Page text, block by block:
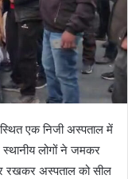
एक निजी अस्पताल में
लोगों ने जमकर
रखकर अस्पताल को सील